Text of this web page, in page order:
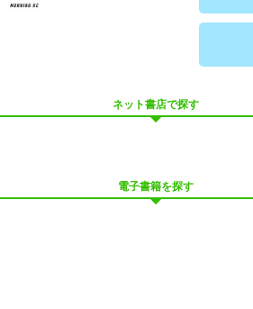
ネット書店で探す
電子書籍を探す